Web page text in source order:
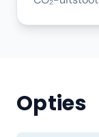
Opties